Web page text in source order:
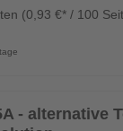
(0,93 €* / 100
- alternative